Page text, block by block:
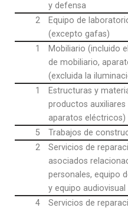
y defensa
2
Equipo de
(excepto gafas)
1
Mobiliario (incluido
de mobiliario,
(excluida la
1
Estructuras y
productos
aparatos eléctricos)
5
Trabajos de
2
Servicios de
asociados
personales, equipo
y equipo audiovisual
4
Servicios de